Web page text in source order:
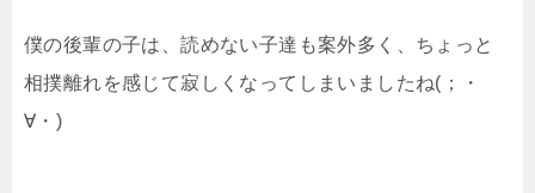
僕の後輩の子は、読めない子達も案外多く、ちょっと
相撲離れを感じて寂しくなってしまいましたね(；・
∀・)